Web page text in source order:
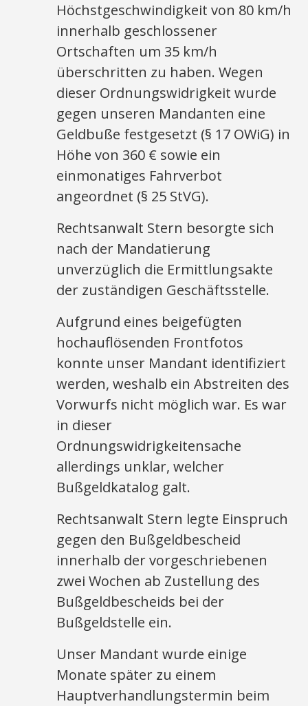
Höchstgeschwindigkeit von 80 km/h
innerhalb geschlossener
Ortschaften um 35 km/h
überschritten zu haben. Wegen
dieser Ordnungswidrigkeit wurde
gegen unseren Mandanten eine
Geldbuße festgesetzt (§ 17 OWiG) in
Höhe von 360 € sowie ein
einmonatiges Fahrverbot
angeordnet (§ 25 StVG).
Rechtsanwalt Stern besorgte sich
nach der Mandatierung
unverzüglich die Ermittlungsakte
der zuständigen Geschäftsstelle.
Aufgrund eines beigefügten
hochauflösenden Frontfotos
konnte unser Mandant identifiziert
werden, weshalb ein Abstreiten des
Vorwurfs nicht möglich war. Es war
in dieser
Ordnungswidrigkeitensache
allerdings unklar, welcher
Bußgeldkatalog galt.
Rechtsanwalt Stern legte Einspruch
gegen den Bußgeldbescheid
innerhalb der vorgeschriebenen
zwei Wochen ab Zustellung des
Bußgeldbescheids bei der
Bußgeldstelle ein.
Unser Mandant wurde einige
Monate später zu einem
Hauptverhandlungstermin beim